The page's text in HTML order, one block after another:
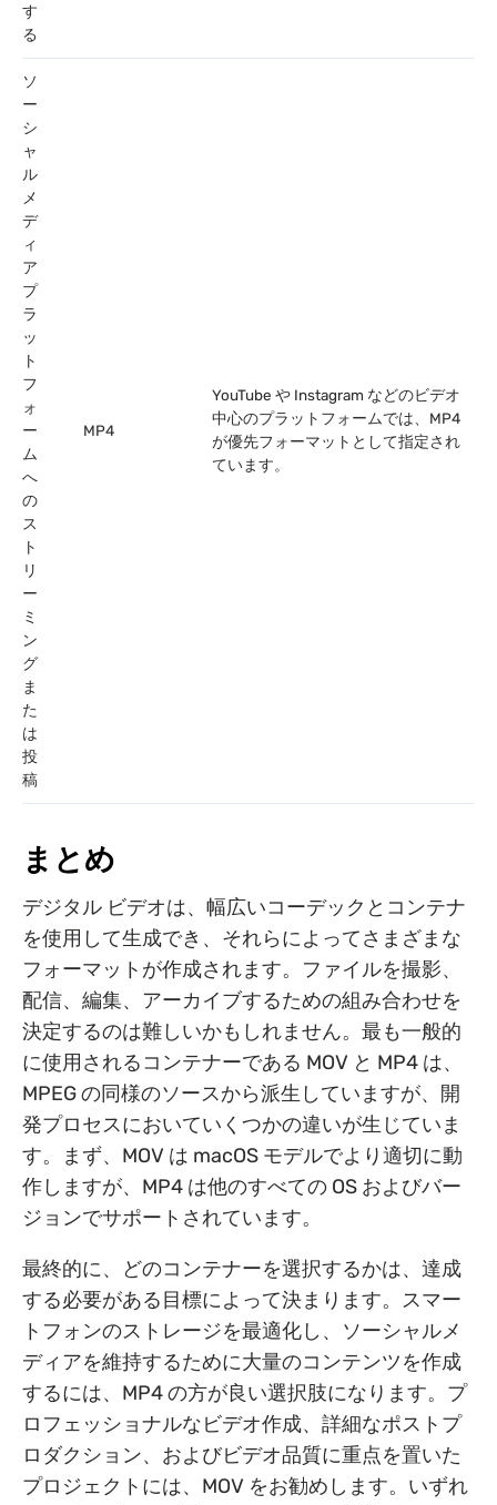
す
る
ソ
ー
シ
ャ
ル
メ
デ
ィ
ア
プ
ラ
ッ
ト
フ
ォ
ー
ム
へ
の
ス
ト
リ
ー
ミ
ン
グ
ま
た
は
投
稿
MP4
YouTube や Instagram などのビデオ
中心のプラットフォームでは、MP4
が優先フォーマットとして指定され
ています。
まとめ
デジタル ビデオは、幅広いコーデックとコンテナ
を使用して生成でき、それらによってさまざまな
フォーマットが作成されます。ファイルを撮影、
配信、編集、アーカイブするための組み合わせを
決定するのは難しいかもしれません。最も一般的
に使用されるコンテナーである MOV と MP4 は、
MPEG の同様のソースから派生していますが、開
発プロセスにおいていくつかの違いが生じていま
す。まず、MOV は macOS モデルでより適切に動
作しますが、MP4 は他のすべての OS およびバー
ジョンでサポートされています。
最終的に、どのコンテナーを選択するかは、達成
する必要がある目標によって決まります。スマー
トフォンのストレージを最適化し、ソーシャルメ
ディアを維持するために大量のコンテンツを作成
するには、MP4 の方が良い選択肢になります。プ
ロフェッショナルなビデオ作成、詳細なポストプ
ロダクション、およびビデオ品質に重点を置いた
プロジェクトには、MOV をお勧めします。いずれ